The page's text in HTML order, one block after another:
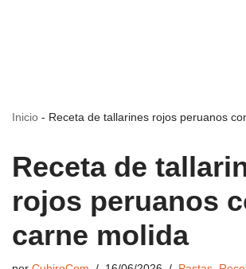
Inicio - Receta de tallarines rojos peruanos
Receta de
rojos peruanos
carne molida